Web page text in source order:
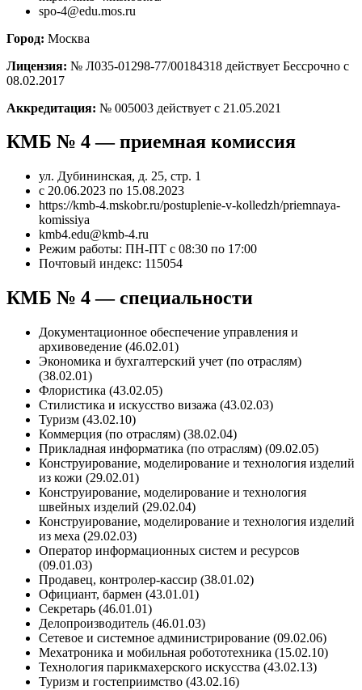
spo-4@edu.mos.ru
Город: Москва
Лицензия: № Л035-01298-77/00184318 действует Бессрочно с
08.02.2017
Аккредитация: № 005003 действует с 21.05.2021
КМБ № 4 — приемная комиссия
ул. Дубининская, д. 25, стр. 1
с 20.06.2023 по 15.08.2023
https://kmb-4.mskobr.ru/postuplenie-v-kolledzh/priemnaya-
komissiya
kmb4.edu@kmb-4.ru
Режим работы: ПН-ПТ с 08:30 по 17:00
Почтовый индекс: 115054
КМБ № 4 — специальности
Документационное обеспечение управления и
архивоведение (46.02.01)
Экономика и бухгалтерский учет (по отраслям)
(38.02.01)
Флористика (43.02.05)
Стилистика и искусство визажа (43.02.03)
Туризм (43.02.10)
Коммерция (по отраслям) (38.02.04)
Прикладная информатика (по отраслям) (09.02.05)
Конструирование, моделирование и технология изделий
из кожи (29.02.01)
Конструирование, моделирование и технология
швейных изделий (29.02.04)
Конструирование, моделирование и технология изделий
из меха (29.02.03)
Оператор информационных систем и ресурсов
(09.01.03)
Продавец, контролер-кассир (38.01.02)
Официант, бармен (43.01.01)
Секретарь (46.01.01)
Делопроизводитель (46.01.03)
Сетевое и системное администрирование (09.02.06)
Мехатроника и мобильная робототехника (15.02.10)
Технология парикмахерского искусства (43.02.13)
Туризм и гостеприимство (43.02.16)